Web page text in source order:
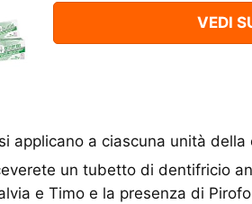
VEDI
applicano a ciascuna unità della
un tubetto di dentifricio
e Timo e la presenza di